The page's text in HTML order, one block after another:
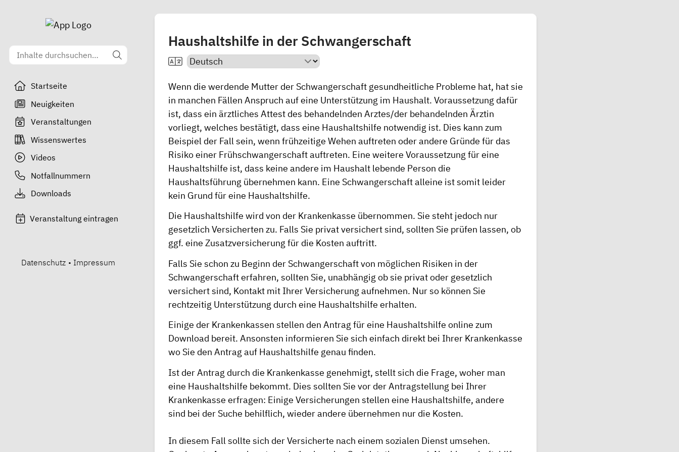
Startseite
Neuigkeiten
Veranstaltungen
Wissenswertes
Videos
Notfallnummern
Downloads
Veranstaltung eintragen
Datenschutz • Impressum
Haushaltshilfe in der Schwangerschaft
Wenn die werdende Mutter der Schwangerschaft gesundheitliche Probleme hat, hat sie
in manchen Fällen Anspruch auf eine Unterstützung im Haushalt. Voraussetzung dafür
ist, dass ein ärztliches Attest des behandelnden Arztes/der behandelnden Ärztin
vorliegt, welches bestätigt, dass eine Haushaltshilfe notwendig ist. Dies kann zum
Beispiel der Fall sein, wenn frühzeitige Wehen auftreten oder andere Gründe für das
Risiko einer Frühschwangerschaft auftreten. Eine weitere Voraussetzung für eine
Haushaltshilfe ist, dass keine andere im Haushalt lebende Person die
Haushaltsführung übernehmen kann. Eine Schwangerschaft alleine ist somit leider
kein Grund für eine Haushaltshilfe.
Die Haushaltshilfe wird von der Krankenkasse übernommen. Sie steht jedoch nur
gesetzlich Versicherten zu. Falls Sie privat versichert sind, sollten Sie prüfen lassen, ob
ggf. eine Zusatzversicherung für die Kosten auftritt.
Falls Sie schon zu Beginn der Schwangerschaft von möglichen Risiken in der
Schwangerschaft erfahren, sollten Sie, unabhängig ob sie privat oder gesetzlich
versichert sind, Kontakt mit Ihrer Versicherung aufnehmen. Nur so können Sie
rechtzeitig Unterstützung durch eine Haushaltshilfe erhalten.
Einige der Krankenkassen stellen den Antrag für eine Haushaltshilfe online zum
Download bereit. Ansonsten informieren Sie sich einfach direkt bei Ihrer Krankenkasse
wo Sie den Antrag auf Haushaltshilfe genau finden.
Ist der Antrag durch die Krankenkasse genehmigt, stellt sich die Frage, woher man
eine Haushaltshilfe bekommt. Dies sollten Sie vor der Antragstellung bei Ihrer
Krankenkasse erfragen: Einige Versicherungen stellen eine Haushaltshilfe, andere
sind bei der Suche behilflich, wieder andere übernehmen nur die Kosten.
In diesem Fall sollte sich der Versicherte nach einem sozialen Dienst umsehen.